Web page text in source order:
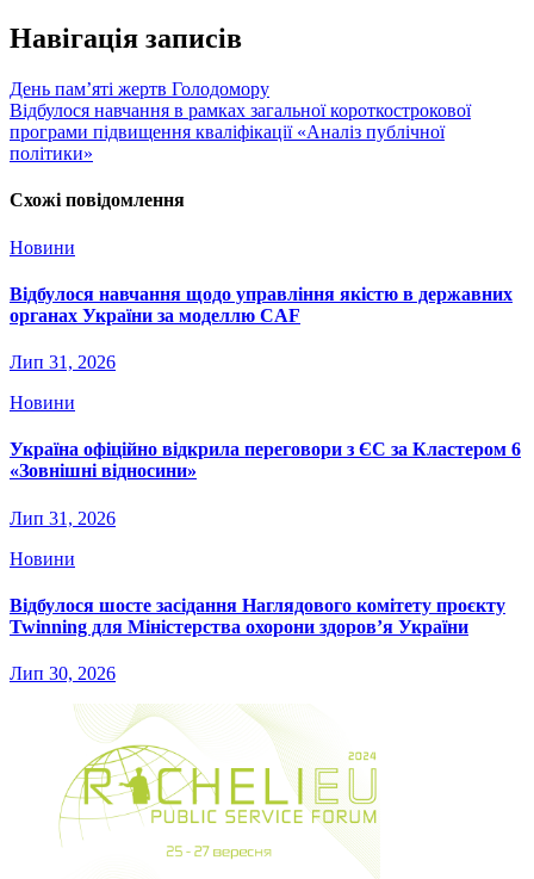
Навігація записів
День пам’яті жертв Голодомору
Відбулося навчання в рамках загальної короткострокової
програми підвищення кваліфікації «Аналіз публічної
політики»
Схожі повідомлення
Новини
Відбулося навчання щодо управління якістю в державних
органах України за моделлю CAF
Лип 31, 2026
Новини
Україна офіційно відкрила переговори з ЄС за Кластером 6
«Зовнішні відносини»
Лип 31, 2026
Новини
Відбулося шосте засідання Наглядового комітету проєкту
Twinning для Міністерства охорони здоров’я України
Лип 30, 2026